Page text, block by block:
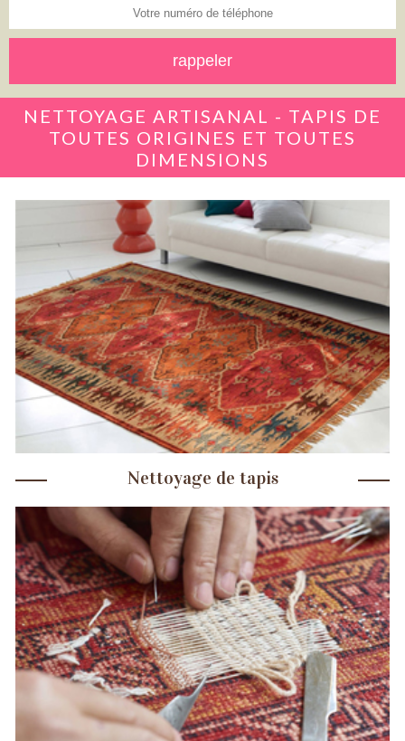
NETTOYAGE ARTISANAL - TAPIS DE
TOUTES ORIGINES ET TOUTES
DIMENSIONS
Nettoyage de tapis